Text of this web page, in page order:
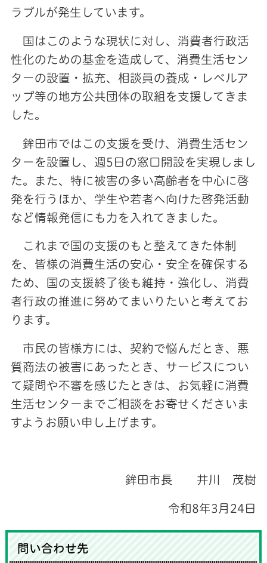
ラブルが発生しています。
国はこのような現状に対し、消費者行政活
性化のための基金を造成して、消費生活セン
ターの設置・拡充、相談員の養成・レベルア
ップ等の地方公共団体の取組を支援してきま
した。
鉾田市ではこの支援を受け、消費生活セン
ターを設置し、週5日の窓口開設を実現しまし
た。また、特に被害の多い高齢者を中心に啓
発を行うほか、学生や若者へ向けた啓発活動
など情報発信にも力を入れてきました。
これまで国の支援のもと整えてきた体制
を、皆様の消費生活の安心・安全を確保する
ため、国の支援終了後も維持・強化し、消費
者行政の推進に努めてまいりたいと考えてお
ります。
市民の皆様方には、契約で悩んだとき、悪
質商法の被害にあったとき、サービスについ
て疑問や不審を感じたときは、お気軽に消費
生活センターまでご相談をお寄せくださいま
すようお願い申し上げます。
鉾田市長 井川 茂樹
令和8年3月24日
問い合わせ先